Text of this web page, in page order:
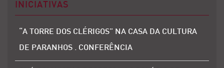
INICIATIVAS
“A TORRE DOS CLÉRIGOS” NA CASA DA CULTURA
DE PARANHOS . CONFERÊNCIA